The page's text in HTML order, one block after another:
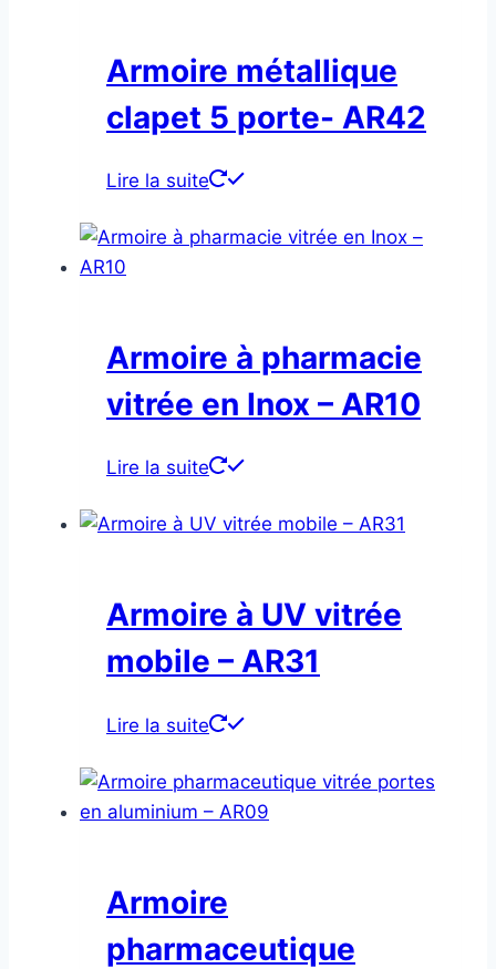
Armoire métallique
clapet 5 porte- AR42
Lire la suite
Armoire à pharmacie
vitrée en Inox – AR10
Lire la suite
Armoire à UV vitrée
mobile – AR31
Lire la suite
Armoire
pharmaceutique